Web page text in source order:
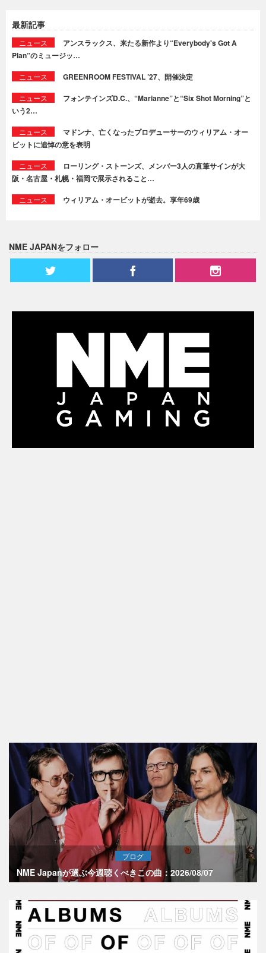
最新記事
ニュース
アンスラックス、来たる新作より“Everybody's Got A
Plan”のミュージッ…
ニュース GREENROOM FESTIVAL ’27、開催決定
ニュース
フォンテインズD.C.、“Marianne”と“Six Shot Morning”と
いう2…
ニュース
マドンナ、亡くなったプロデューサーのウィリアム・オー
ビットに追悼の意を表明
ニュース
ローリング・ストーンズ、メンバー3人の直筆サインが大
阪・名古屋・札幌・福岡で展示されること…
ニュース ウィリアム・オービットが逝去。享年69歳
NME JAPANをフォロー
ブログ
NME Japanが選ぶ今週聴くべきこの曲：2026/08/07